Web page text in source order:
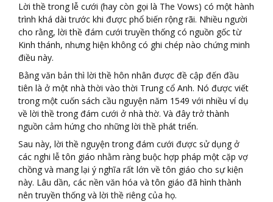
Lời thề trong lễ cưới (hay còn gọi là The Vows) có một hành
trình khá dài trước khi được phổ biến rộng rãi. Nhiều người
cho rằng, lời thề đám cưới truyền thống có nguồn gốc từ
Kinh thánh, nhưng hiện không có ghi chép nào chứng minh
điều này.
Bằng văn bản thì lời thề hôn nhân được đề cập đến đầu
tiên là ở một nhà thời vào thời Trung cổ Anh. Nó được viết
trong một cuốn sách cầu nguyện năm 1549 với nhiều ví dụ
về lời thề trong đám cưới ở nhà thờ. Và đây trở thành
nguồn cảm hứng cho những lời thề phát triển.
Sau này, lời thề nguyện trong đám cưới được sử dụng ở
các nghi lễ tôn giáo nhằm ràng buộc hợp pháp một cặp vợ
chồng và mang lại ý nghĩa rất lớn về tôn giáo cho sự kiện
này. Lâu dần, các nền văn hóa và tôn giáo đã hình thành
nên truyền thống và lời thề riêng của họ.